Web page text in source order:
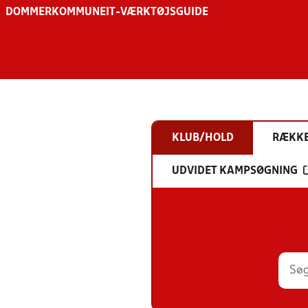
DOMMER KOMMUNE IT-VÆRKTØJSGUIDE
KLUB/HOLD
UDVIDET KAMPSØGNING